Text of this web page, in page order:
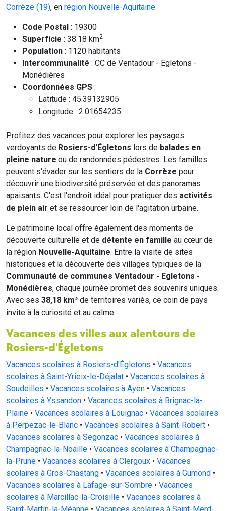
Corrèze (19), en région Nouvelle-Aquitaine.
Code Postal : 19300
Superficie : 38.18 km2
Population : 1120 habitants
Intercommunalité : CC de Ventadour - Egletons -
Monédières
Coordonnées GPS :
Latitude : 45.39132905
Longitude : 2.01654235
Profitez des vacances pour explorer les paysages
verdoyants de Rosiers-d'Égletons lors de balades en
pleine nature ou de randonnées pédestres. Les familles
peuvent s'évader sur les sentiers de la Corrèze pour
découvrir une biodiversité préservée et des panoramas
apaisants. C'est l'endroit idéal pour pratiquer des activités
de plein air et se ressourcer loin de l'agitation urbaine.
Le patrimoine local offre également des moments de
découverte culturelle et de détente en famille au cœur de
la région Nouvelle-Aquitaine. Entre la visite de sites
historiques et la découverte des villages typiques de la
Communauté de communes Ventadour - Egletons -
Monédières, chaque journée promet des souvenirs uniques.
Avec ses 38,18 km² de territoires variés, ce coin de pays
invite à la curiosité et au calme.
Vacances des villes aux alentours de
Rosiers-d'Égletons
Vacances scolaires à Rosiers-d'Égletons • Vacances
scolaires à Saint-Yrieix-le-Déjalat • Vacances scolaires à
Soudeilles • Vacances scolaires à Ayen • Vacances
scolaires à Yssandon • Vacances scolaires à Brignac-la-
Plaine • Vacances scolaires à Louignac • Vacances scolaires
à Perpezac-le-Blanc • Vacances scolaires à Saint-Robert •
Vacances scolaires à Segonzac • Vacances scolaires à
Champagnac-la-Noaille • Vacances scolaires à Champagnac-
la-Prune • Vacances scolaires à Clergoux • Vacances
scolaires à Gros-Chastang • Vacances scolaires à Gumond •
Vacances scolaires à Lafage-sur-Sombre • Vacances
scolaires à Marcillac-la-Croisille • Vacances scolaires à